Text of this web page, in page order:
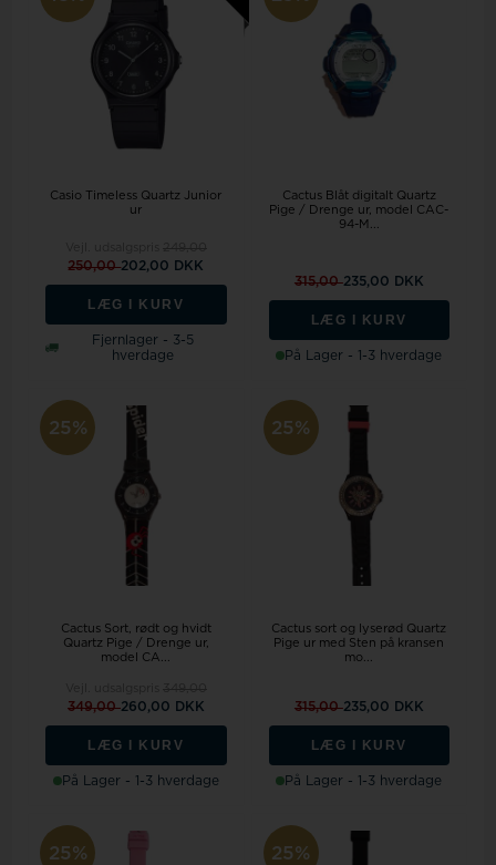
Casio Timeless Quartz Junior
ur
250,00202,00 DKK
LÆG I KURV
Fjernlager - 3-5
hverdage
Cactus Blåt digitalt Quartz
Pige / Drenge ur, model CAC-
94-M...
315,00235,00 DKK
LÆG I KURV
På Lager - 1-3 hverdage
25%
Cactus Sort, rødt og hvidt
Quartz Pige / Drenge ur,
model CA...
349,00260,00 DKK
LÆG I KURV
På Lager - 1-3 hverdage
25%
Cactus sort og lyserød Quartz
Pige ur med Sten på kransen
mo...
315,00235,00 DKK
LÆG I KURV
På Lager - 1-3 hverdage
25% 25%